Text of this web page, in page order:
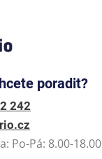
poradit?
242
Po-Pá: 8.00-18.00